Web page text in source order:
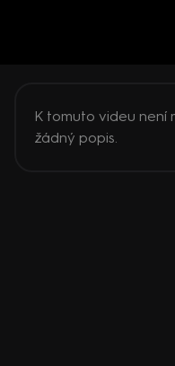
K tomuto videu není
žádný popis.